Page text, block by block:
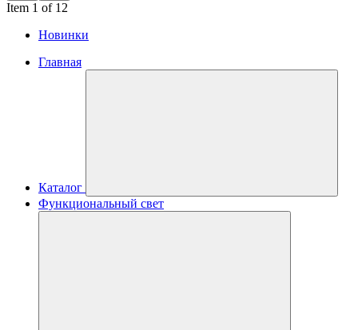
Item 1 of 12
Новинки
Главная
Каталог
Функциональный свет